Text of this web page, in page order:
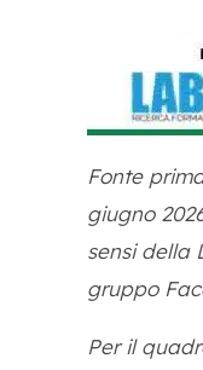
Fonte
giugno
sensi della
gruppo
Per il